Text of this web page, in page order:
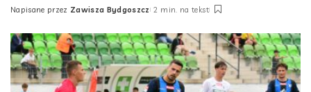
Posted
Napisane przez Zawisza Bydgoszcz 2 min. na tekst